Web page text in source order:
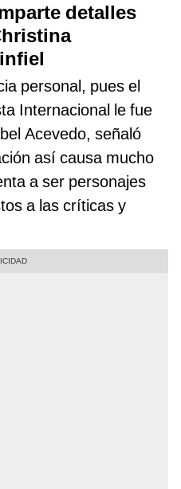
detalles
personal, pues el
Internacional le fue
Acevedo, señaló
así causa mucho
a ser personajes
a las críticas y